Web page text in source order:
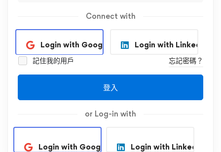
Connect with
Login with Google
Login with Linkedin
記住我的用戶
忘記密碼？
登入
or Log-in with
Login with Google Login with Linkedin